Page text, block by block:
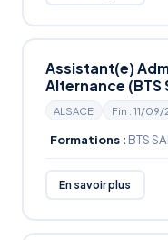
Assistant(e)
Alternance (BTS
ALSACE Fin : 11/
Formations : BTS
En savoir plus